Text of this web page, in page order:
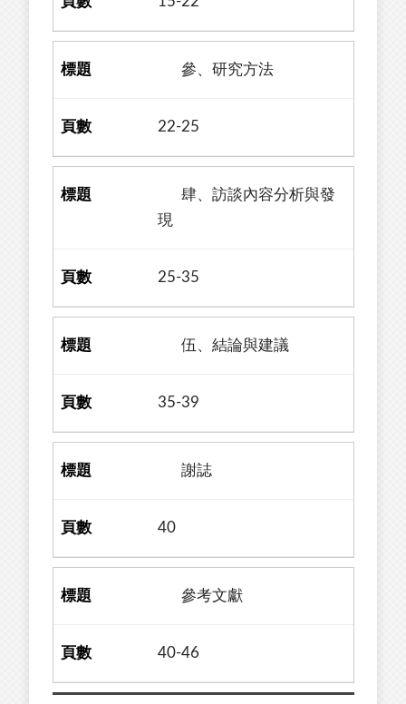
參、研究方法
22-25
肆、訪談內容分析與發
現
25-35
伍、結論與建議
35-39
謝誌
40
參考文獻
40-46